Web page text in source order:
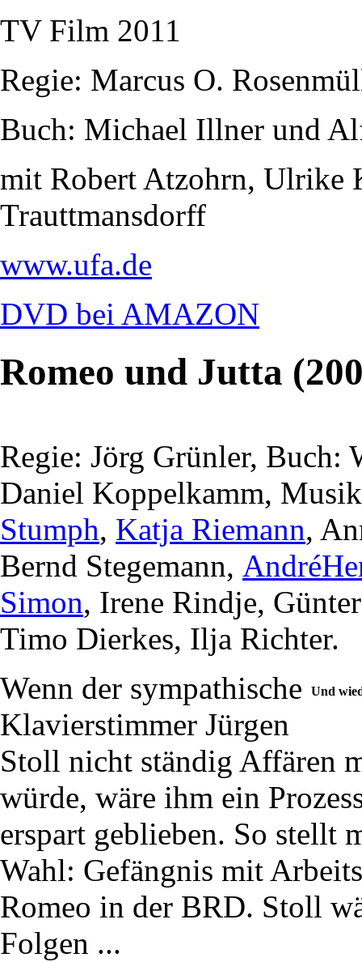
TV Film 2011
Regie: Marcus O.
Buch: Michael Illner und
mit Robert Atzohrn, Ulrike
Trauttmansdorff
www.ufa.de
DVD bei AMAZON
Romeo und Jutta
Regie: Jörg Grünler, Buch:
Daniel Koppelkamm,
Stumph, Katja Riemann,
Bernd Stegemann,
Simon, Irene Rindje,
Timo Dierkes, Ilja Richter.
Und
Wenn der sympathische
Klavierstimmer Jürgen
Stoll nicht ständig Affären
würde, wäre ihm ein
erspart geblieben. So stellt
Wahl: Gefängnis mit
Romeo in der BRD. Stoll
Folgen ...